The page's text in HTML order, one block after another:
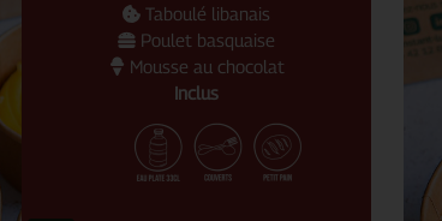
Taboulé libanais
Poulet basquaise
Mousse au chocolat
Inclus